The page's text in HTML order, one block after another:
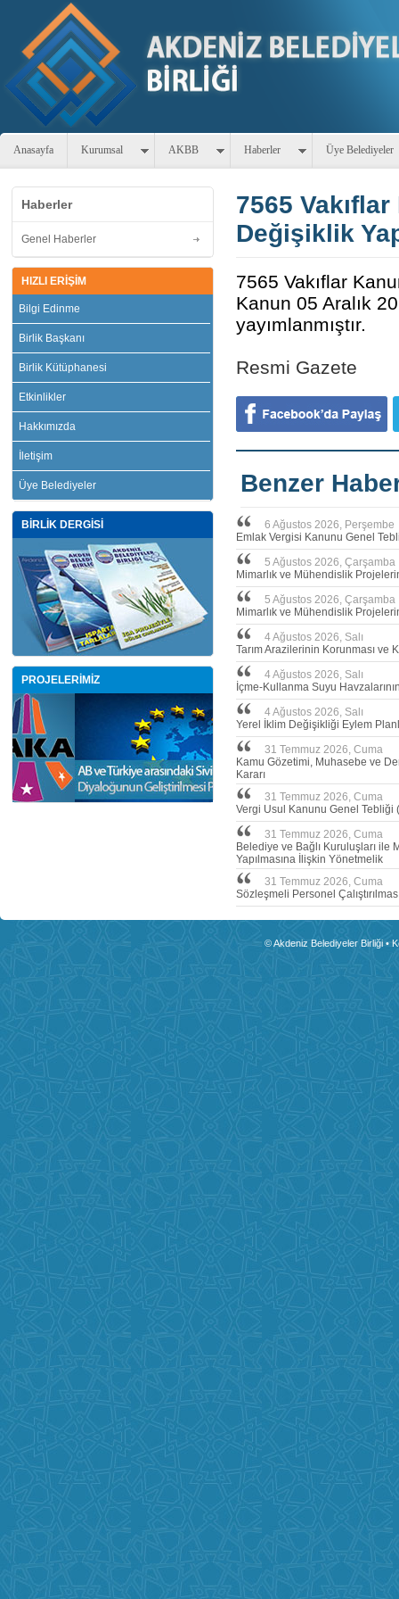
Anasayfa Kurumsal AKBB Haberler Üye Belediyeler
Haberler
Genel Haberler
HIZLI ERİŞİM
Bilgi Edinme
Birlik Başkanı
Birlik Kütüphanesi
Etkinlikler
Hakkımızda
İletişim
Üye Belediyeler
BİRLİK DERGİSİ
PROJELERİMİZ
7565
Değişiklik
7565 Vakıflar
Kanun 05 Aralık
yayımlanmıştır.
Resmi Gazete
Benzer
6 Ağustos 2026, Perşembe
Emlak Vergisi Kanunu Genel
5 Ağustos 2026, Çarşamba
Mimarlık ve Mühendislik
5 Ağustos 2026, Çarşamba
Mimarlık ve Mühendislik
4 Ağustos 2026, Salı
Tarım Arazilerinin Korunması ve
4 Ağustos 2026, Salı
İçme-Kullanma Suyu
4 Ağustos 2026, Salı
Yerel İklim Değişikliği Eylem
31 Temmuz 2026, Cuma
Kamu Gözetimi, Muhasebe ve
Kararı
31 Temmuz 2026, Cuma
Vergi Usul Kanunu Genel Tebliği
31 Temmuz 2026, Cuma
Belediye ve Bağlı Kuruluşları
Yapılmasına İlişkin Yönetmelik
31 Temmuz 2026, Cuma
Sözleşmeli Personel
© Akdeniz Belediyeler Birliği •